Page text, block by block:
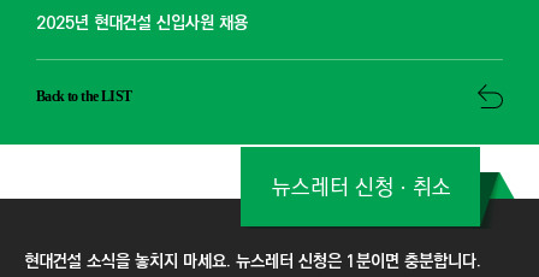
2025년 현대건설 신입사원 채용
Back to the LIST
현대건설 소식을 놓치지 마세요. 뉴스레터 신청은 1분이면 충분합니다.
뉴스레터 신청ㆍ취소